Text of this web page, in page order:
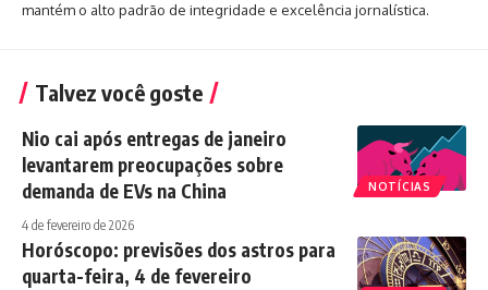
mantém o alto padrão de integridade e excelência jornalística.
Talvez você goste
NOTÍCIAS
Nio cai após entregas de janeiro
levantarem preocupações sobre
demanda de EVs na China
4 de fevereiro de 2026
Horóscopo: previsões dos astros para
quarta-feira, 4 de fevereiro